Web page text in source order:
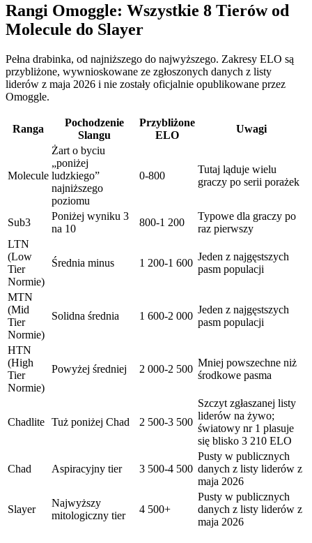
Rangi Omoggle: Wszystkie 8 Tierów od
Molecule do Slayer
Pełna drabinka, od najniższego do najwyższego. Zakresy ELO są
przybliżone, wywnioskowane ze zgłoszonych danych z listy
liderów z maja 2026 i nie zostały oficjalnie opublikowane przez
Omoggle.
Ranga
Pochodzenie
Slangu
Przybliżone
ELO
Uwagi
Molecule
Żart o byciu
„poniżej
ludzkiego”
najniższego
poziomu
0-800
Tutaj ląduje wielu
graczy po serii porażek
Sub3
Poniżej wyniku 3
na 10
800-1 200
Typowe dla graczy po
raz pierwszy
LTN
(Low
Tier
Normie)
Średnia minus 1 200-1 600
Jeden z najgęstszych
pasm populacji
MTN
(Mid
Tier
Normie)
Solidna średnia 1 600-2 000
Jeden z najgęstszych
pasm populacji
HTN
(High
Tier
Normie)
Powyżej średniej 2 000-2 500
Mniej powszechne niż
środkowe pasma
Chadlite Tuż poniżej Chad 2 500-3 500
Szczyt zgłaszanej listy
liderów na żywo;
światowy nr 1 plasuje
się blisko 3 210 ELO
Chad Aspiracyjny tier 3 500-4 500
Pusty w publicznych
danych z listy liderów z
maja 2026
Slayer
Najwyższy
mitologiczny tier
4 500+
Pusty w publicznych
danych z listy liderów z
maja 2026